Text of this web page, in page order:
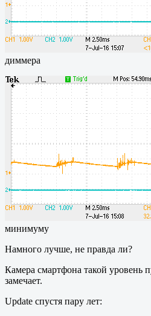
диммера
минимуму
Намного лучше, не правда ли?
Камера смартфона такой уровень
замечает.
Update спустя пару лет: